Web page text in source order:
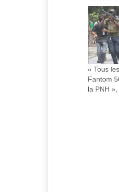
« Tous
Fantom
la PNH